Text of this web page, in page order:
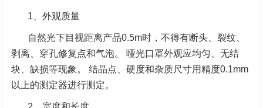
1、外观质量
自然光下目视距离产品0.5m时，不得有断头、裂纹、
剥离、穿孔修复点和气泡。 哑光口罩外观应均匀、无结
块、缺损等现象。 结晶点、硬度和杂质尺寸用精度0.1mm
以上的测定器进行测定。